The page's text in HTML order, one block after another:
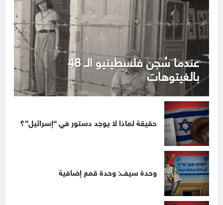
عندما سُجن فلسطينيو الـ 48
بالغيتوهات
حقيقة لماذا لا يوجد دستور في “إسرائيل”؟
وحدة سيف: وحدة قمع إضافية